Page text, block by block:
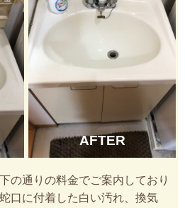
AFTER
の通りの料金でご案内しており
口に付着した白い汚れ、換気